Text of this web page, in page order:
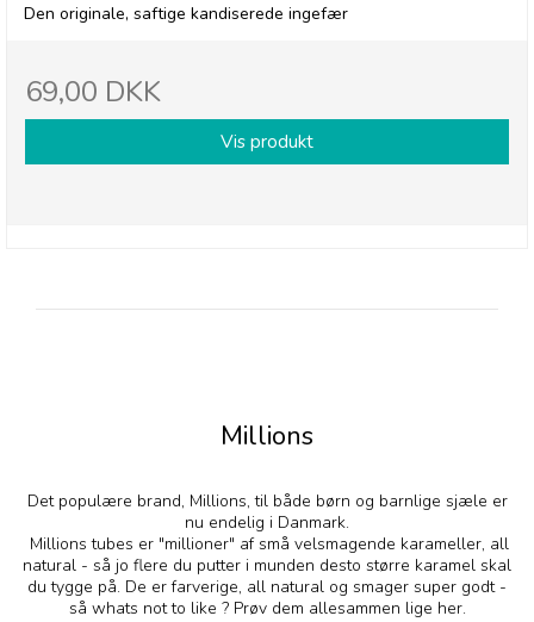
Den originale, saftige kandiserede ingefær
69,00 DKK
Vis produkt
Millions
Det populære brand, Millions, til både børn og barnlige sjæle er
nu endelig i Danmark.
Millions tubes er "millioner" af små velsmagende karameller, all
natural - så jo flere du putter i munden desto større karamel skal
du tygge på. De er farverige, all natural og smager super godt -
så whats not to like ? Prøv dem allesammen lige her.